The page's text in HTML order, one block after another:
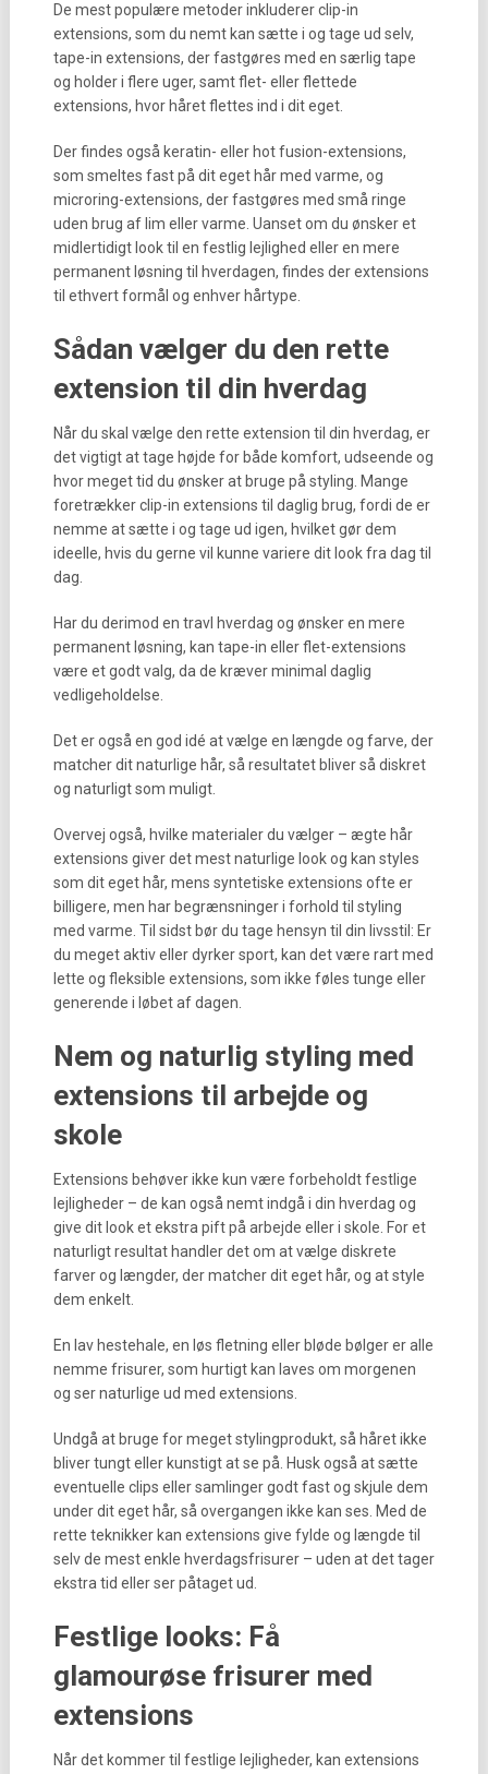
De mest populære metoder inkluderer clip-in
extensions, som du nemt kan sætte i og tage ud selv,
tape-in extensions, der fastgøres med en særlig tape
og holder i flere uger, samt flet- eller flettede
extensions, hvor håret flettes ind i dit eget.
Der findes også keratin- eller hot fusion-extensions,
som smeltes fast på dit eget hår med varme, og
microring-extensions, der fastgøres med små ringe
uden brug af lim eller varme. Uanset om du ønsker et
midlertidigt look til en festlig lejlighed eller en mere
permanent løsning til hverdagen, findes der extensions
til ethvert formål og enhver hårtype.
Sådan vælger du den rette
extension til din hverdag
Når du skal vælge den rette extension til din hverdag, er
det vigtigt at tage højde for både komfort, udseende og
hvor meget tid du ønsker at bruge på styling. Mange
foretrækker clip-in extensions til daglig brug, fordi de er
nemme at sætte i og tage ud igen, hvilket gør dem
ideelle, hvis du gerne vil kunne variere dit look fra dag til
dag.
Har du derimod en travl hverdag og ønsker en mere
permanent løsning, kan tape-in eller flet-extensions
være et godt valg, da de kræver minimal daglig
vedligeholdelse.
Det er også en god idé at vælge en længde og farve, der
matcher dit naturlige hår, så resultatet bliver så diskret
og naturligt som muligt.
Overvej også, hvilke materialer du vælger – ægte hår
extensions giver det mest naturlige look og kan styles
som dit eget hår, mens syntetiske extensions ofte er
billigere, men har begrænsninger i forhold til styling
med varme. Til sidst bør du tage hensyn til din livsstil: Er
du meget aktiv eller dyrker sport, kan det være rart med
lette og fleksible extensions, som ikke føles tunge eller
generende i løbet af dagen.
Nem og naturlig styling med
extensions til arbejde og
skole
Extensions behøver ikke kun være forbeholdt festlige
lejligheder – de kan også nemt indgå i din hverdag og
give dit look et ekstra pift på arbejde eller i skole. For et
naturligt resultat handler det om at vælge diskrete
farver og længder, der matcher dit eget hår, og at style
dem enkelt.
En lav hestehale, en løs fletning eller bløde bølger er alle
nemme frisurer, som hurtigt kan laves om morgenen
og ser naturlige ud med extensions.
Undgå at bruge for meget stylingprodukt, så håret ikke
bliver tungt eller kunstigt at se på. Husk også at sætte
eventuelle clips eller samlinger godt fast og skjule dem
under dit eget hår, så overgangen ikke kan ses. Med de
rette teknikker kan extensions give fylde og længde til
selv de mest enkle hverdagsfrisurer – uden at det tager
ekstra tid eller ser påtaget ud.
Festlige looks: Få
glamourøse frisurer med
extensions
Når det kommer til festlige lejligheder, kan extensions